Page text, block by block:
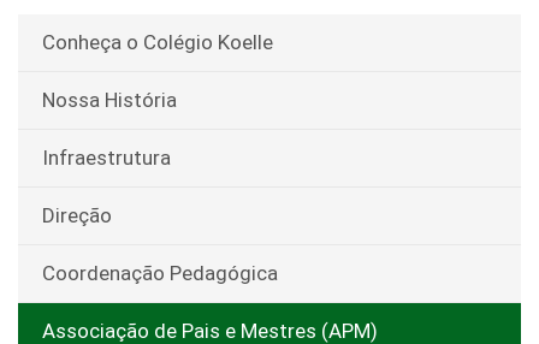
Conheça o Colégio Koelle
Nossa História
Infraestrutura
Direção
Coordenação Pedagógica
Associação de Pais e Mestres (APM)